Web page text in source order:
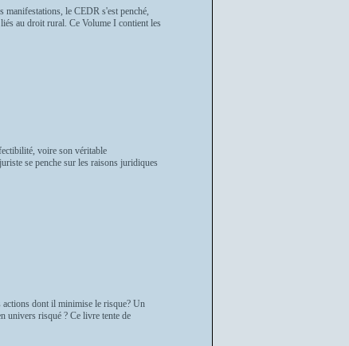
manifestations, le CEDR s'est penché,
au droit rural. Ce Volume I contient les
voire son véritable
se penche sur les raisons juridiques
actions dont il minimise le risque? Un
univers risqué ? Ce livre tente de